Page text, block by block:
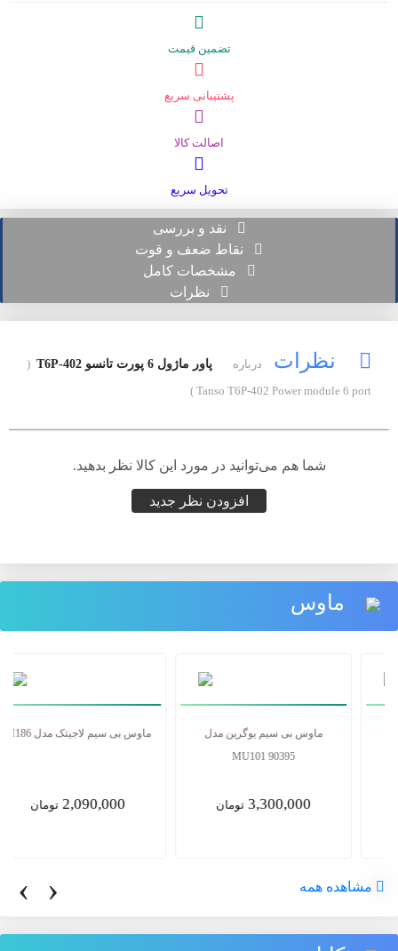
تضمین قیمت
پشتیبانی سریع
اصالت کالا
تحویل سریع
نقد و بررسی
نقاط ضعف و قوت
مشخصات کامل
نظرات
نظرات درباره پاور ماژول 6 پورت تانسو T6P-402
(
Tanso T6P-402 Power module 6 port )
شما هم می‌توانید در مورد این کالا نظر بدهید.
افزودن نظر جدید
ماوس
ماوس بی سیم یوگرین مدل
3,300,000 تومان
ماوس بی سیم یوگرین مدل
MU001 90372
2,355,000 تومان
‹ › مشاهده همه